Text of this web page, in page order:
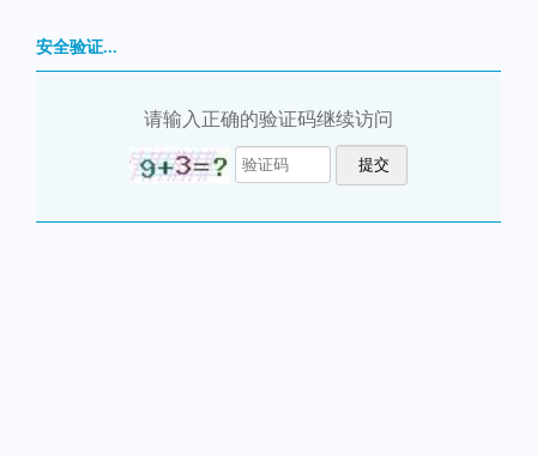
安全验证...
请输入正确的验证码继续访问